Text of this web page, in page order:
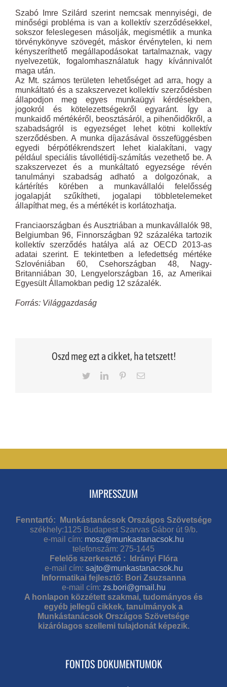
Szabó Imre Szilárd szerint nemcsak mennyiségi, de
minőségi probléma is van a kollektív szerződésekkel,
sokszor feleslegesen másolják, megismétlik a munka
törvénykönyve szövegét, máskor érvénytelen, ki nem
kényszeríthető megállapodásokat tartalmaznak, vagy
nyelvezetük, fogalomhasználatuk hagy kívánnivalót
maga után.
Az Mt. számos területen lehetőséget ad arra, hogy a
munkáltató és a szakszervezet kollektív szerződésben
állapodjon meg egyes munkaügyi kérdésekben,
jogokról és kötelezettségekről egyaránt. Így a
munkaidő mértékéről, beosztásáról, a pihenőidőkről, a
szabadságról is egyezséget lehet kötni kollektív
szerződésben. A munka díjazásával összefüggésben
egyedi bérpótlékrendszert lehet kialakítani, vagy
például speciális távollétidíj-számítás vezethető be. A
szakszervezet és a munkáltató egyezsége révén
tanulmányi szabadság adható a dolgozónak, a
kártérítés körében a munkavállalói felelősség
jogalapját szűkítheti, jogalapi többletelemeket
állapíthat meg, és a mértékét is korlátozhatja.
Franciaországban és Ausztriában a munkavállalók 98,
Belgiumban 96, Finnországban 92 százaléka tartozik
kollektív szerződés hatálya alá az OECD 2013-as
adatai szerint. E tekintetben a lefedettség mértéke
Szlovéniában 60, Csehországban 48, Nagy-
Britanniában 30, Lengyelországban 16, az Amerikai
Egyesült Államokban pedig 12 százalék.
Forrás: Világgazdaság
Oszd meg ezt a cikket, ha tetszett!
TwitterLinkedInPinterestEmail
IMPRESSZUM
Fenntartó: Munkástanácsok Országos Szövetsége
székhely:1125 Budapest Szarvas Gábor út 9/b.
e-mail cím: mosz@munkastanacsok.hu
telefonszám: 275-1445
Felelős szerkesztő : Idrányi Flóra
e-mail cím: sajto@munkastanacsok.hu
Informatikai fejlesztő: Bori Zsuzsanna
e-mail cím: zs.bori@gmail.hu
A honlapon közzétett szakmai, tudományos és
egyéb jellegű cikkek, tanulmányok a
Munkástanácsok Országos Szövetsége
kizárólagos szellemi tulajdonát képezik.
FONTOS DOKUMENTUMOK